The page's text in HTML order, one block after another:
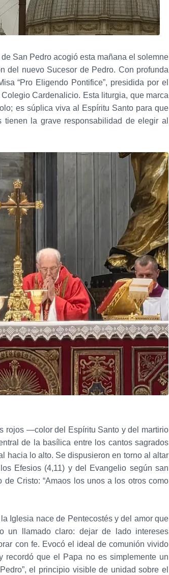
San Pedro acogió esta mañana el solemne
del nuevo Sucesor de Pedro. Con profunda
“Pro Eligendo Pontifice”, presidida por el
Cardenalicio. Esta liturgia, que marca
es súplica viva al Espíritu Santo para que
la grave responsabilidad de elegir al
rojos —color del Espíritu Santo y del martirio
de la basílica entre los cantos sagrados
hacia lo alto. Se dispusieron en torno al altar
Efesios (4,11) y del Evangelio según san
Cristo: “Amaos los unos a los otros como
Iglesia nace de Pentecostés y del amor que
un llamado claro: dejar de lado intereses
con fe. Evocó el ideal de comunión vivido
recordó que el Papa no es simplemente un
el principio visible de unidad sobre el